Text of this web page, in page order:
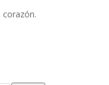
corazón.